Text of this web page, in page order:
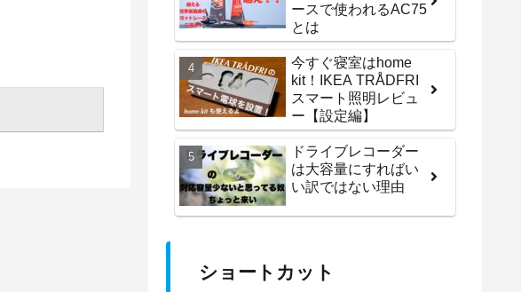
ースで使われるAC75
とは
今すぐ寝室はhome
kit！IKEA TRÅDFRI
スマート照明レビュ
ー【設定編】
ドライブレコーダー
は大容量にすればい
い訳ではない理由
ショートカット